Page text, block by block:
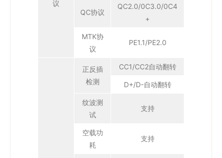
议
QC协议
QC2.0/0C3.0/0C4
+
MTK协
议
PE1.1/PE2.0
正反插
检测
CC1/CC2自动翻转
D+/D-自动翻转
纹波测
试
支持
空载功
耗
支持